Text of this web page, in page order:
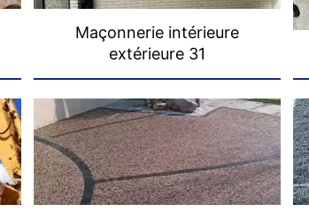
Maçonnerie intérieure
extérieure 31